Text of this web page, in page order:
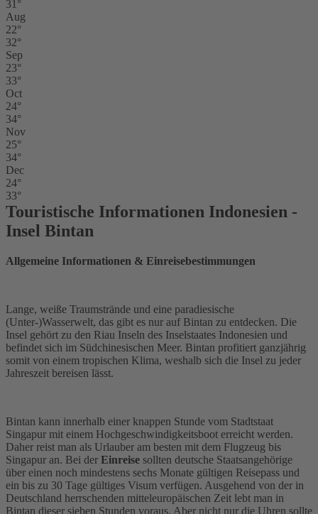
31°
Aug
22°
32°
Sep
23°
33°
Oct
24°
34°
Nov
25°
34°
Dec
24°
33°
Touristische Informationen Indonesien -
Insel Bintan
Allgemeine Informationen & Einreisebestimmungen
Lange, weiße Traumstrände und eine paradiesische
(Unter-)Wasserwelt, das gibt es nur auf Bintan zu entdecken. Die
Insel gehört zu den Riau Inseln des Inselstaates Indonesien und
befindet sich im Südchinesischen Meer. Bintan profitiert ganzjährig
somit von einem tropischen Klima, weshalb sich die Insel zu jeder
Jahreszeit bereisen lässt.
Bintan kann innerhalb einer knappen Stunde vom Stadtstaat
Singapur mit einem Hochgeschwindigkeitsboot erreicht werden.
Daher reist man als Urlauber am besten mit dem Flugzeug bis
Singapur an. Bei der Einreise sollten deutsche Staatsangehörige
über einen noch mindestens sechs Monate gültigen Reisepass und
ein bis zu 30 Tage gültiges Visum verfügen. Ausgehend von der in
Deutschland herrschenden mitteleuropäischen Zeit lebt man in
Bintan dieser sieben Stunden voraus. Aber nicht nur die Uhren sollte